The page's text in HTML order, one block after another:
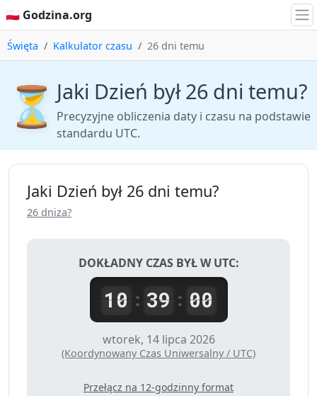
🇵🇱 Godzina.org
Święta Kalkulator czasu 26 dni temu
⏳Jaki Dzień był 26 dni temu?
Precyzyjne obliczenia daty i czasu na podstawie
standardu UTC.
Jaki Dzień był 26 dni temu?
26 dniza?
DOKŁADNY CZAS BYŁ W UTC:
10: 39: 00
wtorek, 14 lipca 2026
(Koordynowany Czas Uniwersalny / UTC)
Przełącz na 12-godzinny format